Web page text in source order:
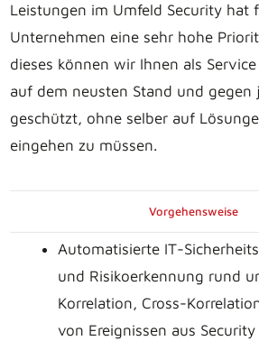
Leistungen im Umfeld Security hat
Unternehmen eine sehr hohe
dieses können wir Ihnen als
auf dem neusten Stand und gegen
geschützt, ohne selber auf
eingehen zu müssen.
Vorgehensweise
Automatisierte IT-
und Risikoerkennung rund
Korrelation, Cross-
von Ereignissen aus